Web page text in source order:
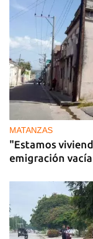
MATANZAS
"Estamos
emigración